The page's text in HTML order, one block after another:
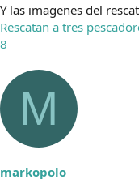
Y las imagenes del
Rescatan a tres
8
M
markopolo